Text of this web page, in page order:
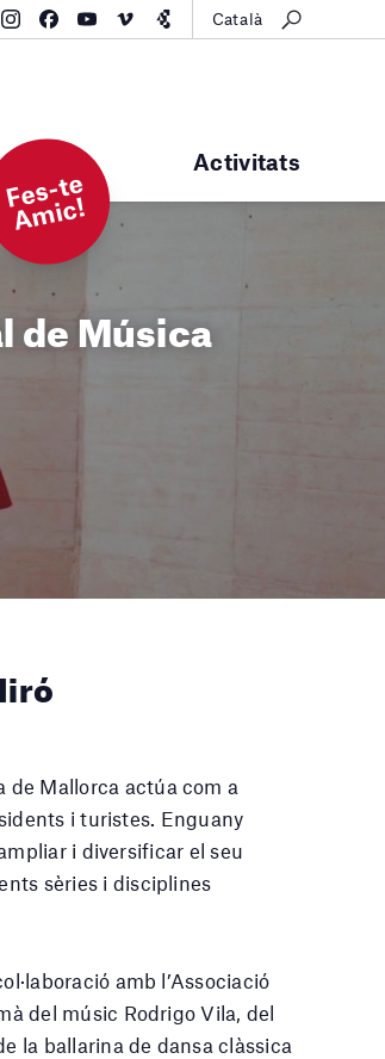
Activitats
Català
F
e
s-t
e
A
mi
c!
de Música
de Mallorca actúa com a
i turistes. Enguany
i diversificar el seu
sèries i disciplines
amb l’Associació
del músic Rodrigo Vila, del
la ballarina de dansa clàssica